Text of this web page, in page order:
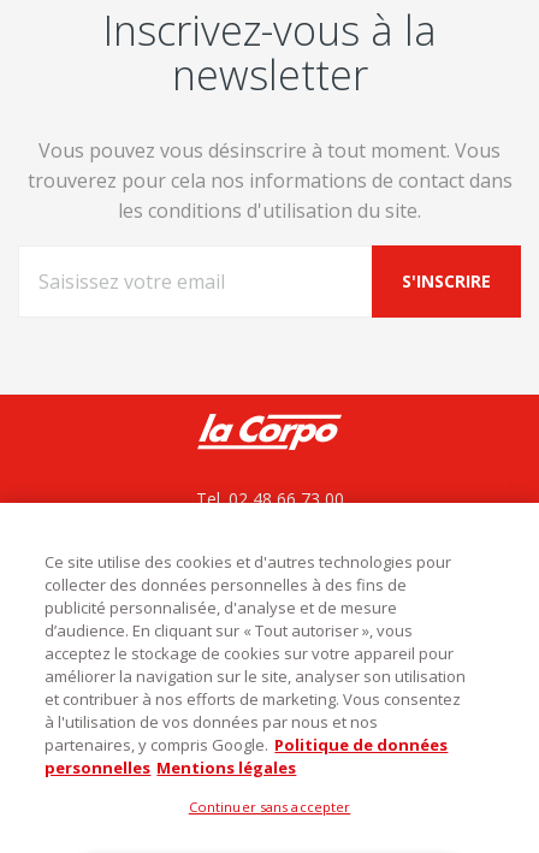
Inscrivez-vous à la
newsletter
Vous pouvez vous désinscrire à tout moment. Vous
trouverez pour cela nos informations de contact dans
les conditions d'utilisation du site.
Tel. 02 48 66 73 00
18570 Le Subdray
service.commercial@labovida.com
Catégories
Infos utiles
Découvrez notre magasin
Ce site utilise des cookies et d'autres technologies pour
collecter des données personnelles à des fins de
publicité personnalisée, d'analyse et de mesure
d’audience. En cliquant sur « Tout autoriser », vous
acceptez le stockage de cookies sur votre appareil pour
améliorer la navigation sur le site, analyser son utilisation
et contribuer à nos efforts de marketing. Vous consentez
à l'utilisation de vos données par nous et nos
partenaires, y compris Google. Politique de données
personnelles Mentions légales
Continuer sans accepter